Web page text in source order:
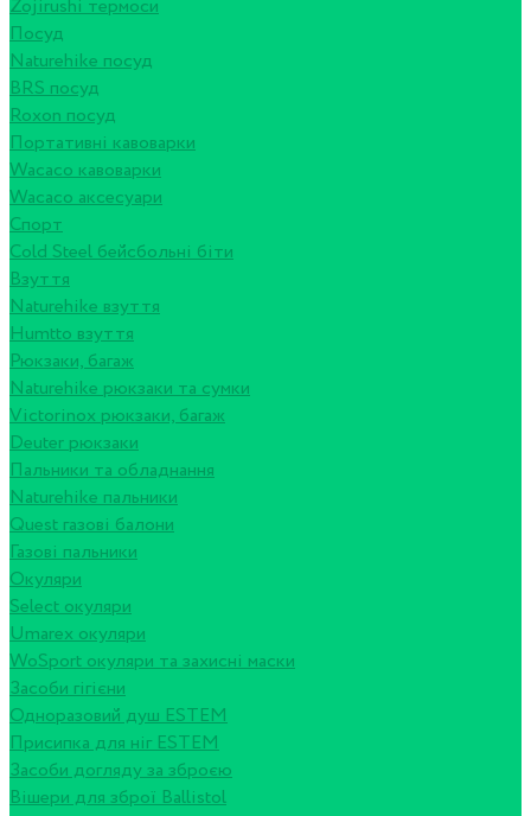
Zojirushi термоси
Посуд
Naturehike посуд
BRS посуд
Roxon посуд
Портативні кавоварки
Wacaco кавоварки
Wacaco аксесуари
Спорт
Cold Steel бейсбольні біти
Взуття
Naturehike взуття
Humtto взуття
Рюкзаки, багаж
Naturehike рюкзаки та сумки
Victorinox рюкзаки, багаж
Deuter рюкзаки
Пальники та обладнання
Naturehike пальники
Quest газові балони
Газові пальники
Окуляри
Select окуляри
Umarex окуляри
WoSport окуляри та захисні маски
Засоби гігієни
Одноразовий душ ESTEM
Присипка для ніг ESTEM
Засоби догляду за зброєю
Вішери для зброї Ballistol